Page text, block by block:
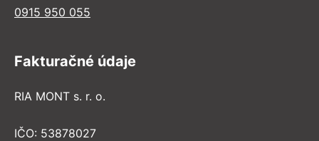
0915 950 055
Fakturačné údaje
RIA MONT s. r. o.
IČO: 53878027